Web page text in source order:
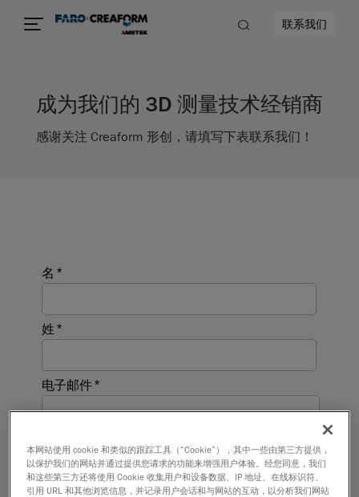
联系我们
成为我们的 3D 测量技术经销商
感谢关注 Creaform 形创，请填写下表联系我们！
本网站使用 cookie 和类似的跟踪工具（“Cookie”），其中一些由第三方提供，
以保护我们的网站并通过提供您请求的功能来增强用户体验。经您同意，我们
和这些第三方还将使用 Cookie 收集用户和设备数据、IP 地址、在线标识符、
引用 URL 和其他浏览信息，并记录用户会话和与网站的互动，以分析我们网站